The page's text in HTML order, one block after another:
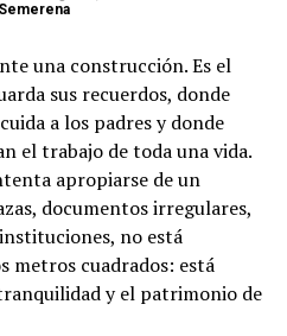
la periodista deportiva
una transmisión en vivo
Selección Mexicana, un
espalda sin su
revelador no fue
discusión que vino después.
a la periodista y
que implicaba invadir
una transmisión
lo ocurrido
simplemente de una
una construcción. Es el
sus recuerdos, donde
a los padres y donde
el trabajo de toda una vida.
apropiarse de un
documentos irregulares,
no está
metros cuadrados: está
y el patrimonio de